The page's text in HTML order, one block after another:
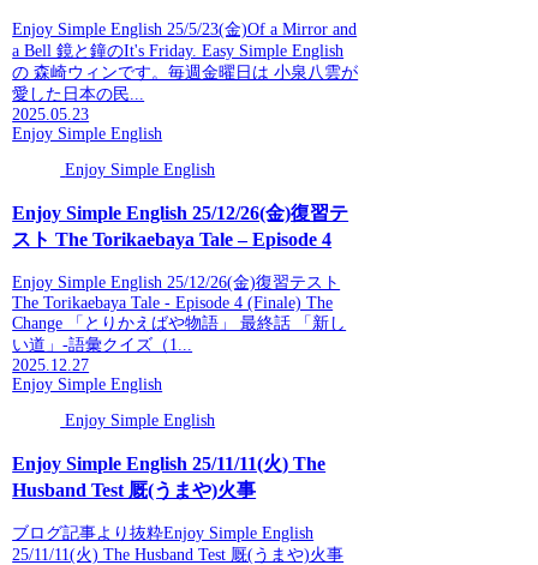
Enjoy Simple English 25/5/23(金)Of a Mirror and
a Bell 鏡と鐘のIt's Friday. Easy Simple English
の 森崎ウィンです。毎週金曜日は 小泉八雲が
愛した日本の民...
2025.05.23
Enjoy Simple English
Enjoy Simple English
Enjoy Simple English 25/12/26(金)復習テ
スト The Torikaebaya Tale – Episode 4
Enjoy Simple English 25/12/26(金)復習テスト
The Torikaebaya Tale - Episode 4 (Finale) The
Change 「とりかえばや物語」 最終話 「新し
い道」-語彙クイズ（1...
2025.12.27
Enjoy Simple English
Enjoy Simple English
Enjoy Simple English 25/11/11(火) The
Husband Test 厩(うまや)火事
ブログ記事より抜粋Enjoy Simple English
25/11/11(火) The Husband Test 厩(うまや)火事